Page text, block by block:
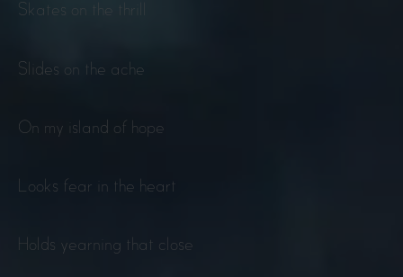
Skates on the thrill
Slides on the ache
On my island of hope
Looks fear in the heart
Holds yearning that close